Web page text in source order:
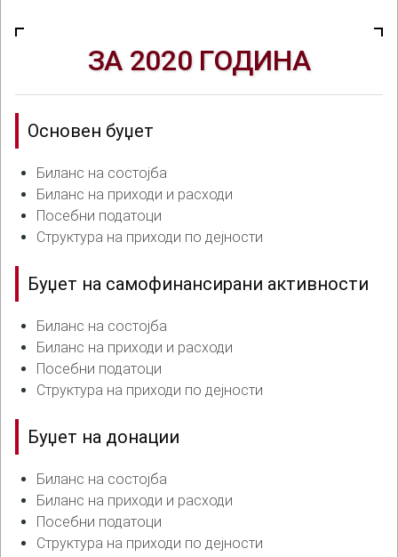
ЗА 2020 ГОДИНА
Основен буџет
Биланс на состојба
Биланс на приходи и расходи
Посебни податоци
Структура на приходи по дејности
Буџет на самофинансирани активности
Биланс на состојба
Биланс на приходи и расходи
Посебни податоци
Структура на приходи по дејности
Буџет на донации
Биланс на состојба
Биланс на приходи и расходи
Посебни податоци
Структура на приходи по дејности